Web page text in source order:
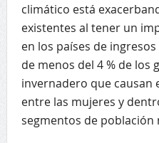
climático está
existentes al tener un
en los países de
de menos del 4 % de los
invernadero que causan
entre las mujeres y
segmentos de población